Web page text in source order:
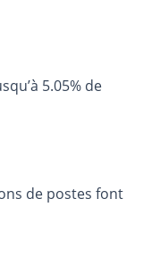
5.05% de
de postes font